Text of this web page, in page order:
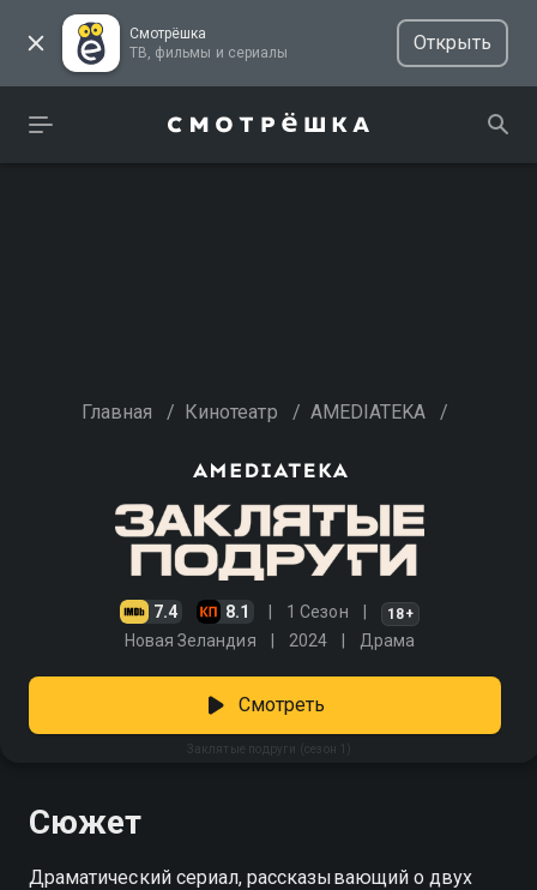
Смотрёшка
ТВ, фильмы и сериалы
Открыть
Главная / Кинотеатр / AMEDIATEKA /
7.4 8.1 1 Сезон 18+
Новая Зеландия 2024 Драма
Заклятые подруги (сезон 1)
Смотреть
Сюжет
Драматический сериал, рассказывающий о двух